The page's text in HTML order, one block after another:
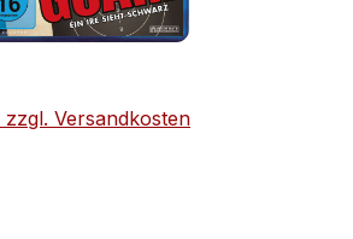
Versandkosten